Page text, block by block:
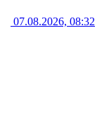
07.08.2026, 08:32